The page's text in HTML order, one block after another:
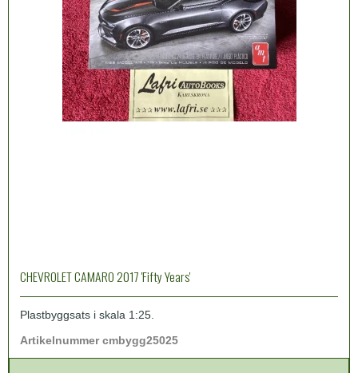
CHEVROLET CAMARO 2017 'Fifty Years'
Plastbyggsats i skala 1:25.
Artikelnummer cmbygg25025